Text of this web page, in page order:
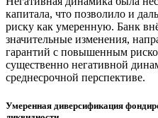
капитала, что позволило и
риску как умеренную. Банк
значительные изменения,
гарантий с повышенным
существенно негативной
среднесрочной перспективе.
Умеренная диверсификация